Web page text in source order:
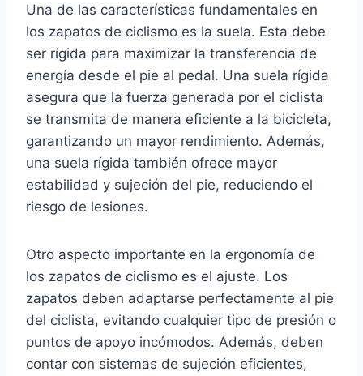
Una de las características fundamentales en
los zapatos de ciclismo es la suela. Esta debe
ser rígida para maximizar la transferencia de
energía desde el pie al pedal. Una suela rígida
asegura que la fuerza generada por el ciclista
se transmita de manera eficiente a la bicicleta,
garantizando un mayor rendimiento. Además,
una suela rígida también ofrece mayor
estabilidad y sujeción del pie, reduciendo el
riesgo de lesiones.
Otro aspecto importante en la ergonomía de
los zapatos de ciclismo es el ajuste. Los
zapatos deben adaptarse perfectamente al pie
del ciclista, evitando cualquier tipo de presión o
puntos de apoyo incómodos. Además, deben
contar con sistemas de sujeción eficientes,